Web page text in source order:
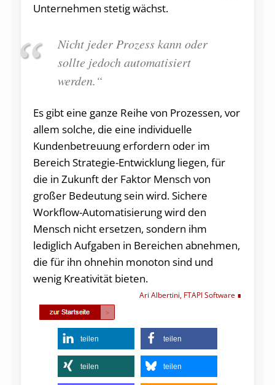
Unternehmen stetig wächst.
Nicht jeder Prozess kann oder
sollte jedoch automatisiert
werden.“
Es gibt eine ganze Reihe von Prozessen, vor
allem solche, die eine individuelle
Kundenbetreuung erfordern oder im
Bereich Strategie-Entwicklung liegen, für
die in Zukunft der Faktor Mensch von
großer Bedeutung sein wird. Sichere
Workflow-Automatisierung wird den
Mensch nicht ersetzen, sondern ihm
lediglich Aufgaben in Bereichen abnehmen,
die für ihn ohnehin monoton sind und
wenig Kreativität bieten.
Ari Albertini, FTAPI Software
teilen teilen
teilen teilen